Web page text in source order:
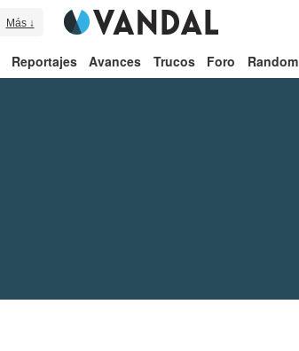
Más ↓
Reportajes Avances Trucos Foro Random